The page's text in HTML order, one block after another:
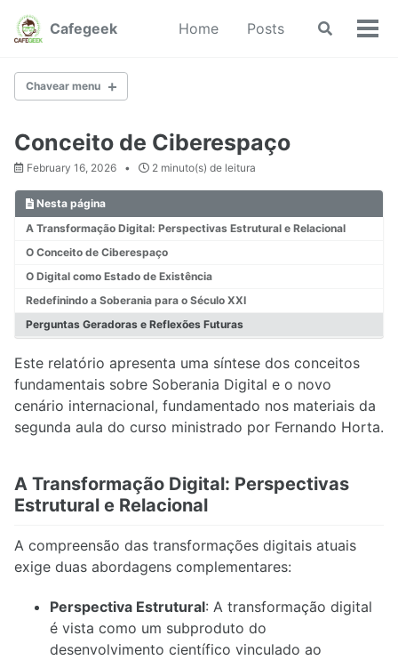
Pular
para
primária
Pular
para
Pular
para
Cafegeek Home Posts
Chavear
Chavear menu
1.1. A transformação digital
1.2. Conceito de ciberespaço
1.3. Internet das Coisas e a internet da gente
1.4. Desigualdade automazida
1.5. Capitalismo de Vigilância
1.7. Produção e riquezas na Era Digital
1.8. Capitalismo de Vigilância
1.10. Regulação, Controle, Autonomia e Transparência
Conceito de Ciberespaço
February 16, 2026 2 minuto(s) de leitura
Nesta página
A Transformação Digital: Perspectivas Estrutural e Relacional
O Conceito de Ciberespaço
O Digital como Estado de Existência
Redefinindo a Soberania para o Século XXI
Perguntas Geradoras e Reflexões Futuras
Este relatório apresenta uma síntese dos conceitos
fundamentais sobre Soberania Digital e o novo
cenário internacional, fundamentado nos materiais da
segunda aula do curso ministrado por Fernando Horta.
A Transformação Digital: Perspectivas
Estrutural e Relacional
A compreensão das transformações digitais atuais
exige duas abordagens complementares:
Perspectiva Estrutural: A transformação digital
é vista como um subproduto do
desenvolvimento científico vinculado ao